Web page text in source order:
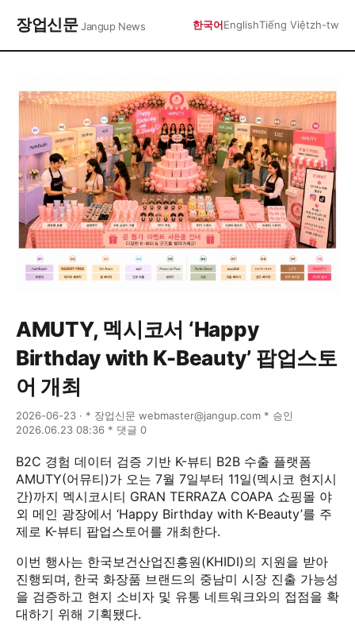
장업신문Jangup News 한국어EnglishTiếng Việtzh-tw
AMUTY, 멕시코서 ‘Happy
Birthday with K-Beauty’ 팝업스토
어 개최
2026-06-23 · * 장업신문 webmaster@jangup.com * 승인
2026.06.23 08:36 * 댓글 0
B2C 경험 데이터 검증 기반 K-뷰티 B2B 수출 플랫폼
AMUTY(어뮤티)가 오는 7월 7일부터 11일(멕시코 현지시
간)까지 멕시코시티 GRAN TERRAZA COAPA 쇼핑몰 야
외 메인 광장에서 ‘Happy Birthday with K-Beauty’를 주
제로 K-뷰티 팝업스토어를 개최한다.
이번 행사는 한국보건산업진흥원(KHIDI)의 지원을 받아
진행되며, 한국 화장품 브랜드의 중남미 시장 진출 가능성
을 검증하고 현지 소비자 및 유통 네트워크와의 접점을 확
대하기 위해 기획됐다.